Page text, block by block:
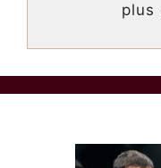
plus